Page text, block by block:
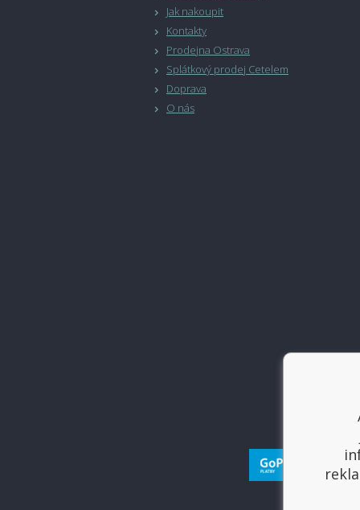
Jak nakoupit
Kontakty
Prodejna Ostrava
Splátkový prodej Cetelem
Doprava
O nás